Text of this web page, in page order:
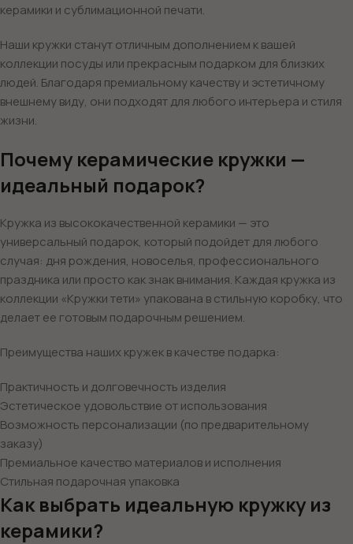
керамики и сублимационной печати.
Наши кружки станут отличным дополнением к вашей
коллекции посуды или прекрасным подарком для близких
людей. Благодаря премиальному качеству и эстетичному
внешнему виду, они подходят для любого интерьера и стиля
жизни.
Почему керамические кружки —
идеальный подарок?
Кружка из высококачественной керамики — это
универсальный подарок, который подойдет для любого
случая: дня рождения, новоселья, профессионального
праздника или просто как знак внимания. Каждая кружка из
коллекции «Кружки тети» упакована в стильную коробку, что
делает ее готовым подарочным решением.
Преимущества наших кружек в качестве подарка:
Практичность и долговечность изделия
Эстетическое удовольствие от использования
Возможность персонализации (по предварительному
заказу)
Премиальное качество материалов и исполнения
Стильная подарочная упаковка
Как выбрать идеальную кружку из
керамики?